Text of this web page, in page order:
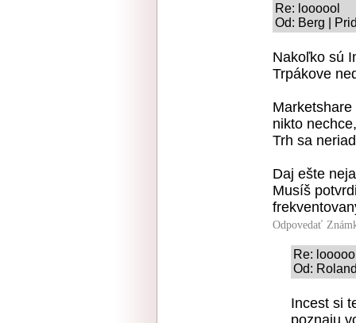
Re: loooool
Od: Berg |
Nakoľko sú
Trpákove
nikto
Trh sa
Daj ešte
Musíš
Odpovedať
Re:
Od:
Incest si
poznaju